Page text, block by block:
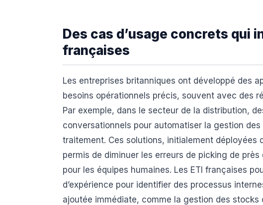
Des cas d’usage concrets qui
françaises
Les entreprises britanniques ont développé des
besoins opérationnels précis, souvent avec des
Par exemple, dans le secteur de la distribution,
conversationnels pour automatiser la gestion
traitement. Ces solutions, initialement déployées
permis de diminuer les erreurs de picking de
pour les équipes humaines. Les ETI françaises
d’expérience pour identifier des processus
ajoutée immédiate, comme la gestion des stocks